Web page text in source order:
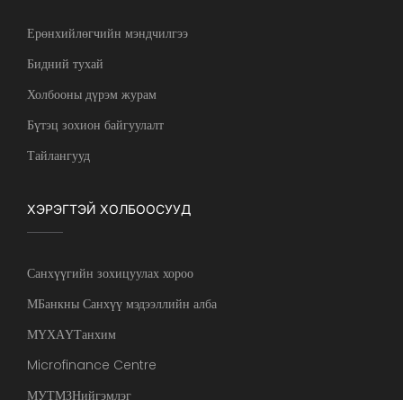
Ерөнхийлөгчийн мэндчилгээ
Бидний тухай
Холбооны дүрэм журам
Бүтэц зохион байгуулалт
Тайлангууд
ХЭРЭГТЭЙ ХОЛБООСУУД
Санхүүгийн зохицуулах хороо
МБанкны Санхүү мэдээллийн алба
МҮХАҮТанхим
Microfinance Centre
МУТМЗНийгэмлэг